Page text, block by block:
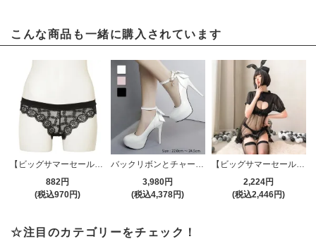
こんな商品も一緒に購入されています
【ビッグサマーセール対象品】レース柄が素肌に映える華やかなデザインのTバックショーツ(T-BACK・SHORTS) ブラック
882円
(税込970円)
バックリボンとチャームが大人可愛いストラップパンプス(CABARETSHOES)
3,980円
(税込4,378円)
【ビッグサマーセール対象品】清楚なのに露出多めなナース風コスプレ(COSPLAY) ブラック
2,224円
(税込2,446円)
☆注目のカテゴリーをチェック！